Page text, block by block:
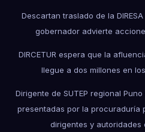
Descartan traslado de la
gobernador advierte
DIRCETUR espera que la
llegue a dos millones en
Dirigente de SUTEP regional
presentadas por la procuraduría
dirigentes y autoridades